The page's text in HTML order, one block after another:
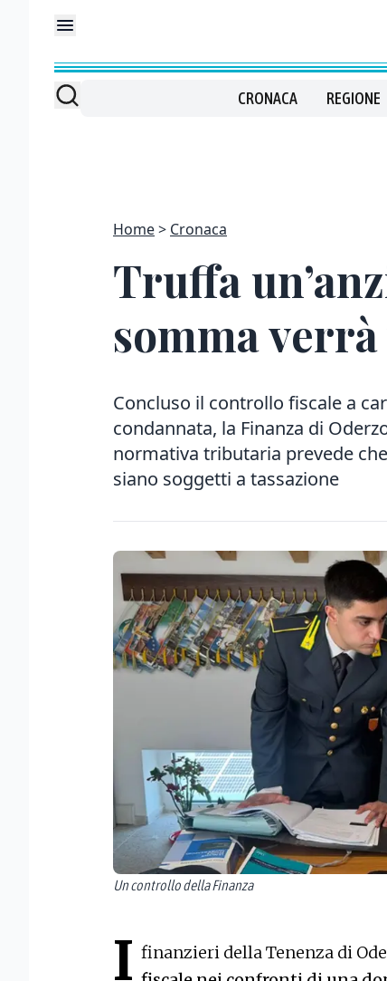
CRONACA REGIONE
Home Cronaca
Truffa
somma
Concluso il controllo fiscale a
condannata, la Finanza di
normativa tributaria prevede
siano soggetti a tassazione
Un controllo della Finanza
I finanzieri della Tenenza di